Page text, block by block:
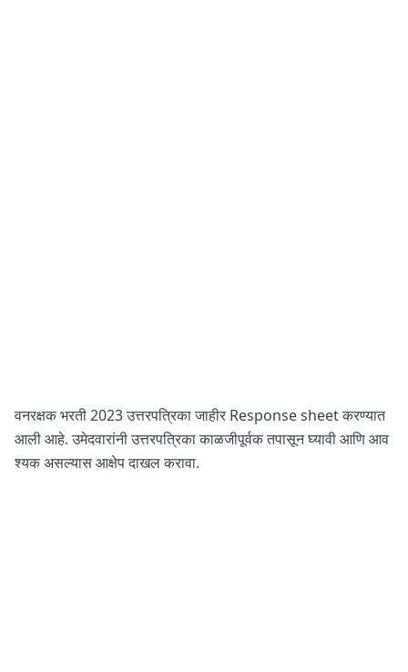
वनरक्षक भरती 2023 उत्तरपत्रिका जाहीर Response sheet करण्यात
आली आहे. उमेदवारांनी उत्तरपत्रिका काळजीपूर्वक तपासून घ्यावी आणि आव
श्यक असल्यास आक्षेप दाखल करावा.